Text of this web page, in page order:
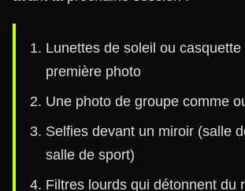
Lunettes de soleil ou casquette
première photo
Une photo de groupe comme
Selfies devant un miroir (salle
salle de sport)
Filtres lourds qui détonnent du